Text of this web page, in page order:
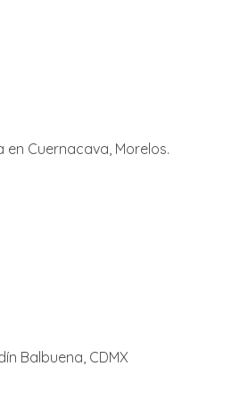
en Cuernacava, Morelos.
Balbuena, CDMX